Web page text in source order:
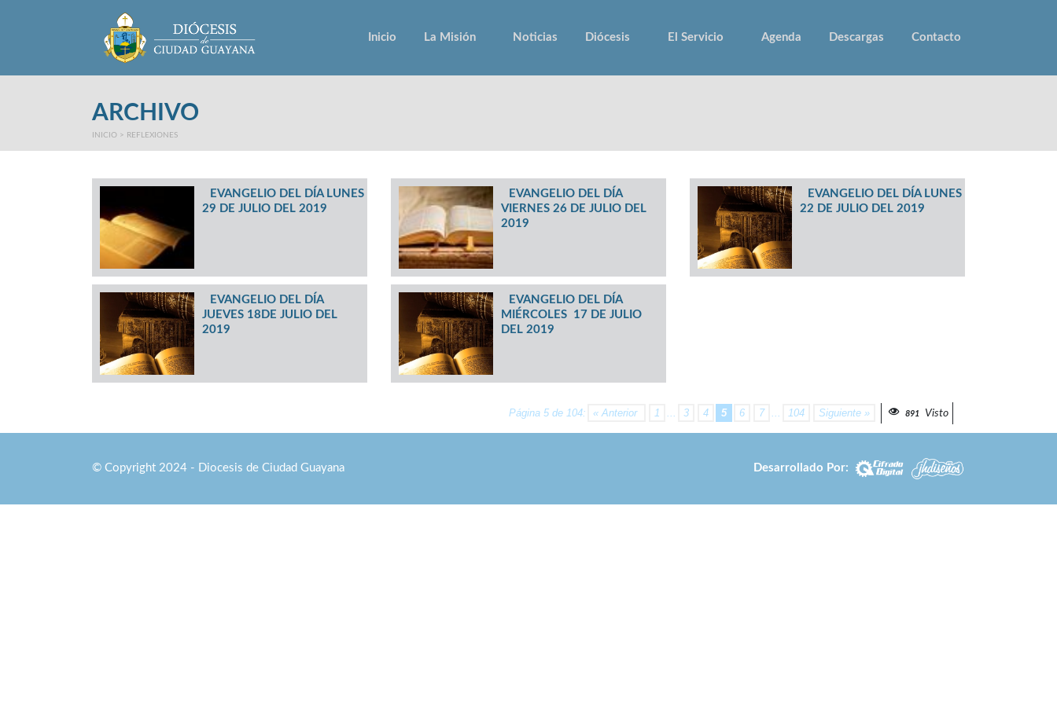
Inicio La Misión Noticias Diócesis El Servicio Agenda Descargas Contacto
ARCHIVO
INICIO > REFLEXIONES
EVANGELIO DEL DÍA LUNES
29 DE JULIO DEL 2019
EVANGELIO DEL DÍA
VIERNES 26 DE JULIO DEL
2019
EVANGELIO DEL DÍA LUNES
22 DE JULIO DEL 2019
EVANGELIO DEL DÍA
JUEVES 18DE JULIO DEL
2019
EVANGELIO DEL DÍA
MIÉRCOLES 17 DE JULIO
DEL 2019
Página 5 de 104: « Anterior 1 ... 3 4 5 6 7 ... 104 Siguiente » 891 Visto
© Copyright 2024 - Diocesis de Ciudad Guayana Desarrollado Por: